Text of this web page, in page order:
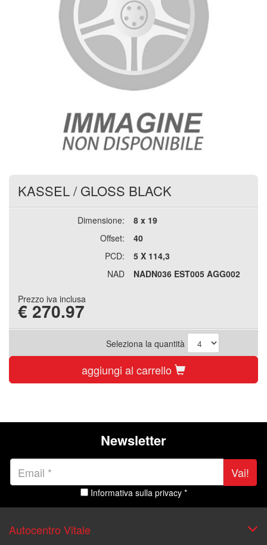
KASSEL/ GLOSS BLACK
Dimensione:
8 x 19
Offset:
40
PCD:
5 X 114,3
NAD
NADN036 EST005 AGG002
Prezzo iva inclusa
€ 270.97
Seleziona la quantità
aggiungi al carrello
Newsletter
Vai!
Informativa sulla privacy *
Autocentro Vitale